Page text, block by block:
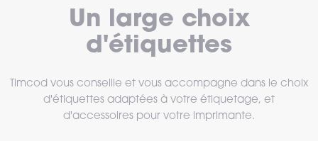
Un large choix
d'étiquettes
Timcod vous conseille et vous accompagne dans le choix
d'étiquettes adaptées à votre étiquetage, et
d'accessoires pour votre imprimante.